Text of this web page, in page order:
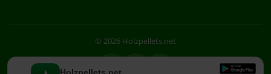
Holzpellets.net
© 2026 Holzpellets.net
Facebook